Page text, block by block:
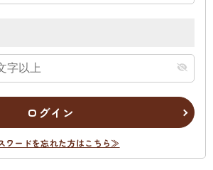
ログイン
ワードを忘れた方はこちら≫